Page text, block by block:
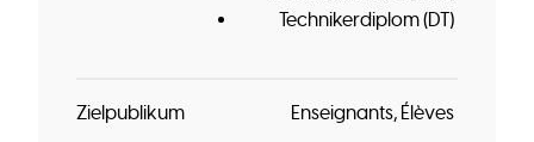
Technikerdiplom (DT)
Zielpublikum Enseignants Élèves